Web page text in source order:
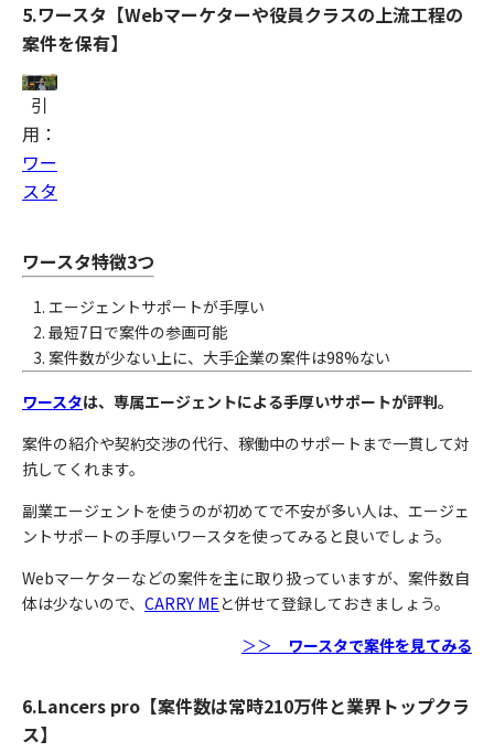
5.ワースタ【Webマーケターや役員クラスの上流工程の
案件を保有】
引
用：
ワー
スタ
ワースタ特徴3つ
エージェントサポートが手厚い
最短7日で案件の参画可能
案件数が少ない上に、大手企業の案件は98%ない
ワースタは、専属エージェントによる手厚いサポートが評判。
案件の紹介や契約交渉の代行、稼働中のサポートまで一貫して対
抗してくれます。
副業エージェントを使うのが初めてで不安が多い人は、エージェ
ントサポートの手厚いワースタを使ってみると良いでしょう。
Webマーケターなどの案件を主に取り扱っていますが、案件数自
体は少ないので、 CARRY MEと併せて登録しておきましょう。
＞＞ ワースタで案件を見てみる
6.Lancers pro【案件数は常時210万件と業界トップクラ
ス】